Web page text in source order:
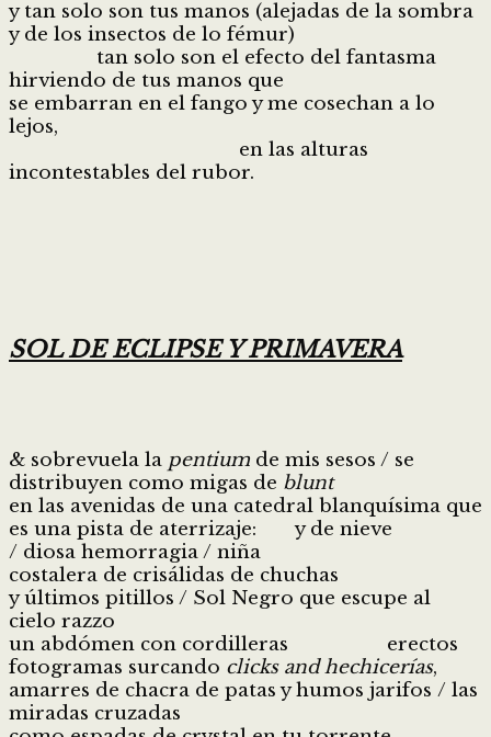
y tan solo son tus manos (alejadas de la sombra
y de los insectos de lo fémur)
tan solo son el efecto del fantasma
hirviendo de tus manos que
se embarran en el fango y me cosechan a lo
lejos,
en las alturas
incontestables del rubor.
SOL DE ECLIPSE Y PRIMAVERA
& sobrevuela la pentium de mis sesos / se
distribuyen como migas de blunt
en las avenidas de una catedral blanquísima que
es una pista de aterrizaje: y de nieve
/ diosa hemorragia / niña
costalera de crisálidas de chuchas
y últimos pitillos / Sol Negro que escupe al
cielo razzo
un abdómen con cordilleras erectos
fotogramas surcando clicks and hechicerías,
amarres de chacra de patas y humos jarifos / las
miradas cruzadas